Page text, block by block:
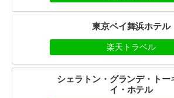
東京ベイ舞浜ホテル
楽天トラベル
シェラトン・グランデ・トー
イ・ホテル